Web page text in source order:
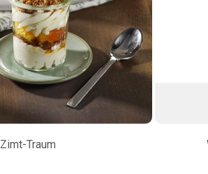
Zimt-Traum